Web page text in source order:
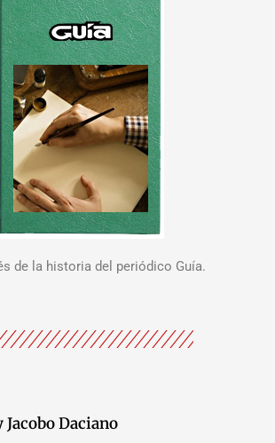
de la historia del periódico Guía.
Jacobo Daciano